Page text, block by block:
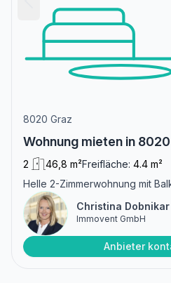
8020 Graz
Wohnung mieten in
2 46,8 m²Freifläche: 4.4 m²
Helle 2-Zimmerwohnung mit
Christina Dobnikar
Immovent GmbH
Anbieter